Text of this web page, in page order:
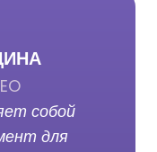
собой
для